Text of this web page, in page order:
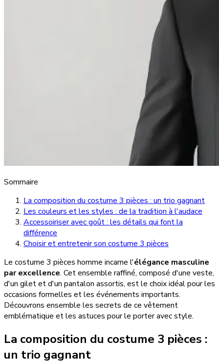
Sommaire
La composition du costume 3 pièces : un trio gagnant
Les couleurs et les styles : de la tradition à l'audace
Accessoiriser avec goût : les détails qui font la
différence
Choisir et entretenir son costume 3 pièces
Le costume 3 pièces homme incarne l'élégance masculine
par excellence. Cet ensemble raffiné, composé d'une veste,
d'un gilet et d'un pantalon assortis, est le choix idéal pour les
occasions formelles et les événements importants.
Découvrons ensemble les secrets de ce vêtement
emblématique et les astuces pour le porter avec style.
La composition du costume 3 pièces :
un trio gagnant